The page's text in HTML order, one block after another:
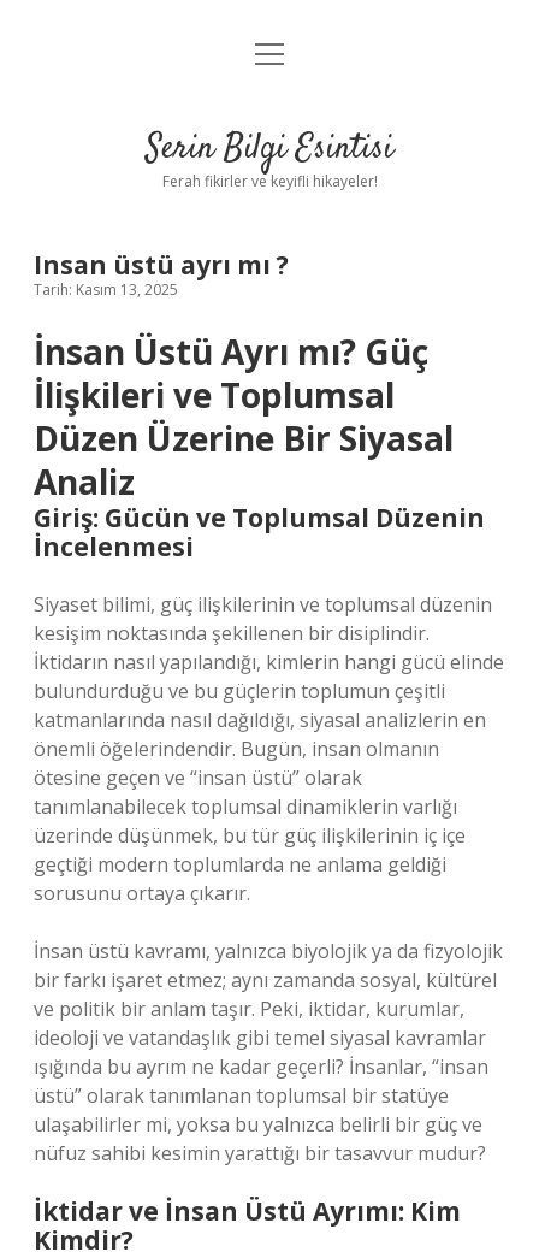
Anasayfa
Yasal Uyarı
menüyü
Serin Bilgi Esintisi
Ferah fikirler ve keyifli hikayeler!
Insan üstü ayrı mı ?
Tarih: Kasım 13, 2025
İnsan Üstü Ayrı mı? Güç
İlişkileri ve Toplumsal
Düzen Üzerine Bir Siyasal
Analiz
Giriş: Gücün ve Toplumsal Düzenin
İncelenmesi
Siyaset bilimi, güç ilişkilerinin ve toplumsal düzenin
kesişim noktasında şekillenen bir disiplindir.
İktidarın nasıl yapılandığı, kimlerin hangi gücü elinde
bulundurduğu ve bu güçlerin toplumun çeşitli
katmanlarında nasıl dağıldığı, siyasal analizlerin en
önemli öğelerindendir. Bugün, insan olmanın
ötesine geçen ve “insan üstü” olarak
tanımlanabilecek toplumsal dinamiklerin varlığı
üzerinde düşünmek, bu tür güç ilişkilerinin iç içe
geçtiği modern toplumlarda ne anlama geldiği
sorusunu ortaya çıkarır.
İnsan üstü kavramı, yalnızca biyolojik ya da fizyolojik
bir farkı işaret etmez; aynı zamanda sosyal, kültürel
ve politik bir anlam taşır. Peki, iktidar, kurumlar,
ideoloji ve vatandaşlık gibi temel siyasal kavramlar
ışığında bu ayrım ne kadar geçerli? İnsanlar, “insan
üstü” olarak tanımlanan toplumsal bir statüye
ulaşabilirler mi, yoksa bu yalnızca belirli bir güç ve
nüfuz sahibi kesimin yarattığı bir tasavvur mudur?
İktidar ve İnsan Üstü Ayrımı: Kim
Kimdir?